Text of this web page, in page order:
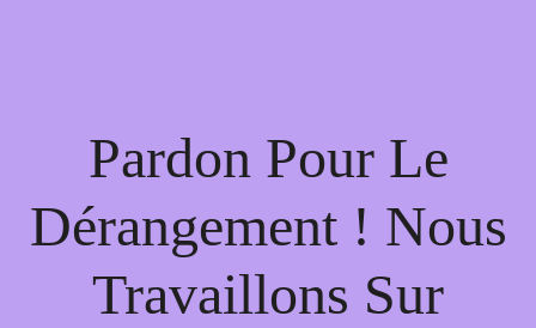
Pardon Pour Le
Dérangement ! Nous
Travaillons Sur